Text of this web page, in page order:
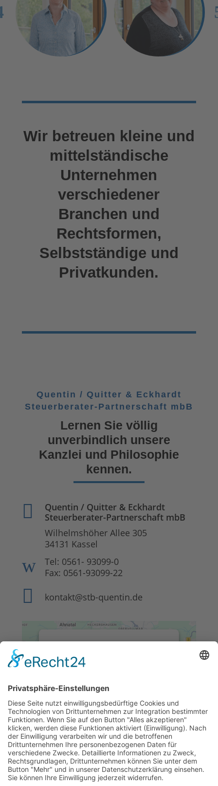
Wir betreuen kleine und
mittelständische
Unternehmen
verschiedener
Branchen und
Rechtsformen,
Selbstständige und
Privatkunden.
Quentin / Quitter & Eckhardt
Steuerberater-Partnerschaft mbB
Lernen Sie völlig
unverbindlich unsere
Kanzlei und Philosophie
kennen.

Quentin / Quitter & Eckhardt
Steuerberater-Partnerschaft mbB
Wilhelmshöher Allee 305
34131 Kassel
w
Tel: 0561- 93099-0
Fax: 0561-93099-22
 kontakt@stb-quentin.de
Google Maps is being
We need your permission to load
this Service (Google Maps). The
embedded third party Service is not
allowed to display until you provide
consent. For this third party feature
to load, please click 'accept'.
More Information